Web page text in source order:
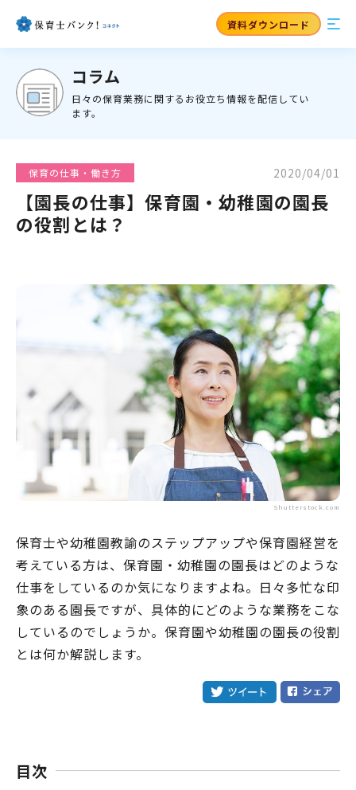
資料ダウンロード
コラム
日々の保育業務に関するお役立ち情報を配信してい
ます。
保育の仕事・働き方 2020/04/01
【園長の仕事】保育園・幼稚園の園長
の役割とは？
Shutterstock.com
保育士や幼稚園教諭のステップアップや保育園経営を
考えている方は、保育園・幼稚園の園長はどのような
仕事をしているのか気になりますよね。日々多忙な印
象のある園長ですが、具体的にどのような業務をこな
しているのでしょうか。保育園や幼稚園の園長の役割
とは何か解説します。
目次